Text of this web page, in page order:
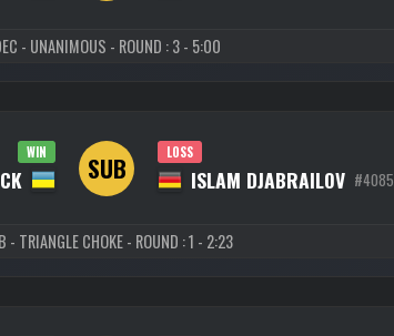
- UNANIMOUS - ROUND : 3 - 5:00
WIN SUB LOSS
ISLAM DJABRAILOV #4085
- TRIANGLE CHOKE - ROUND : 1 - 2:23